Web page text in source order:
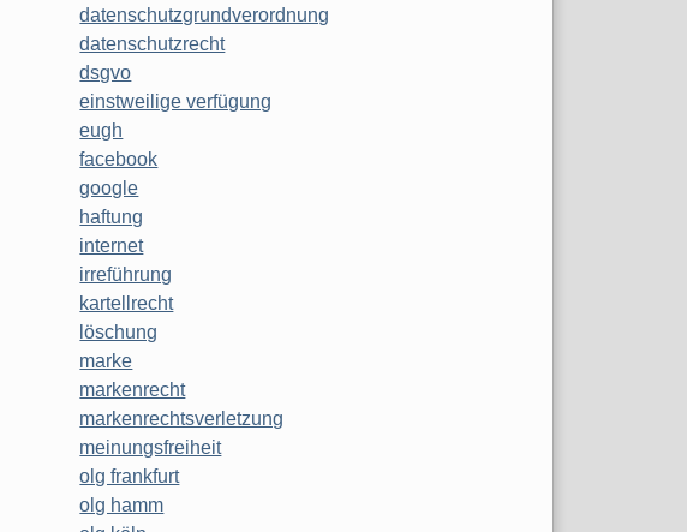
datenschutzgrundverordnung
datenschutzrecht
dsgvo
einstweilige verfügung
eugh
facebook
google
haftung
internet
irreführung
kartellrecht
löschung
marke
markenrecht
markenrechtsverletzung
meinungsfreiheit
olg frankfurt
olg hamm